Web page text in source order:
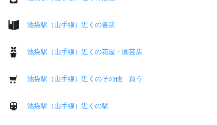
池袋駅（山手線）近くの書店
池袋駅（山手線）近くの花屋・園芸店
池袋駅（山手線）近くのその他 買う
池袋駅（山手線）近くの駅